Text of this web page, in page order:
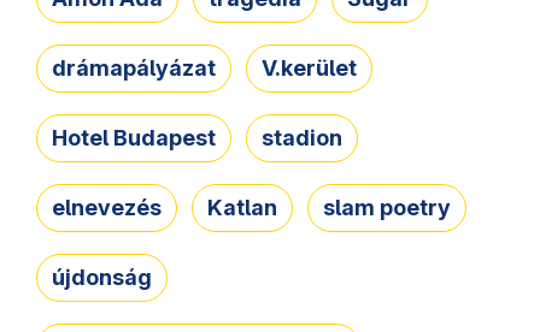
drámapályázat V.kerület
Hotel Budapest stadion
elnevezés Katlan slam poetry
újdonság